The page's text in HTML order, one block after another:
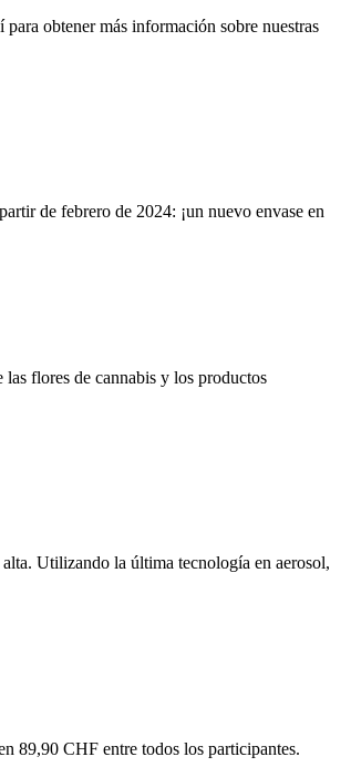
obtener más información sobre nuestras
de febrero de 2024: ¡un nuevo envase en
flores de cannabis y los productos
Utilizando la última tecnología en aerosol,
89,90 CHF entre todos los participantes.